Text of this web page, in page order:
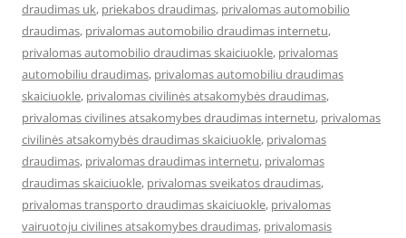
draudimas uk, priekabos draudimas, privalomas automobilio
draudimas, privalomas automobilio draudimas internetu,
privalomas automobilio draudimas skaiciuokle, privalomas
automobiliu draudimas, privalomas automobiliu draudimas
skaiciuokle, privalomas civilinės atsakomybės draudimas,
privalomas civilines atsakomybes draudimas internetu, privalomas
civilinės atsakomybės draudimas skaiciuokle, privalomas
draudimas, privalomas draudimas internetu, privalomas
draudimas skaiciuokle, privalomas sveikatos draudimas,
privalomas transporto draudimas skaiciuokle, privalomas
vairuotoju civilines atsakomybes draudimas, privalomasis